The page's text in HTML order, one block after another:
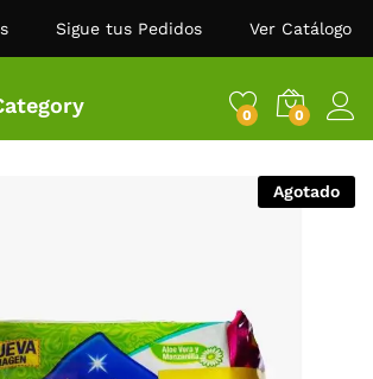
Sigue tus Pedidos Ver Catálogo
0 0
Agotado